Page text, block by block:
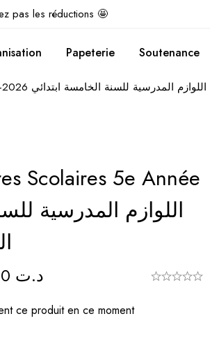
pas les réductions 🤩
Papeterie Soutenance
Pack Fournitures Scolaires 5e Année 2025-2026 اللوازم المدرسية للسنة الخامسة ابتدائي
Scolaires 5e Année
د.ت
ce produit en ce moment